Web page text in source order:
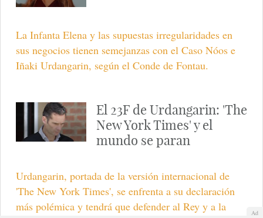
La Infanta Elena y las supuestas irregularidades en
sus negocios tienen semejanzas con el Caso Nóos e
Iñaki Urdangarin, según el Conde de Fontau.
El 23F de Urdangarin: 'The
New York Times' y el
mundo se paran
Urdangarin, portada de la versión internacional de
'The New York Times', se enfrenta a su declaración
más polémica y tendrá que defender al Rey y a la
Ad